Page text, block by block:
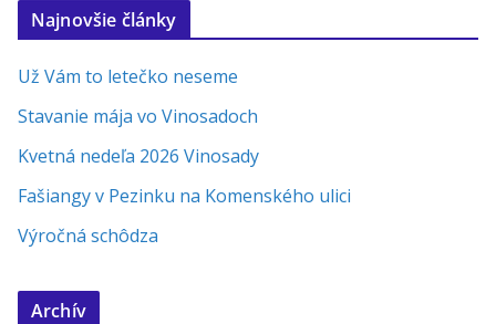
Najnovšie články
Už Vám to letečko neseme
Stavanie mája vo Vinosadoch
Kvetná nedeľa 2026 Vinosady
Fašiangy v Pezinku na Komenského ulici
Výročná schôdza
Archív